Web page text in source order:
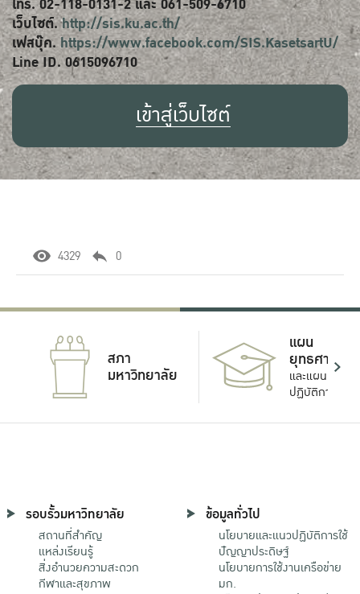
เว็บไซต์.http://sis.ku.ac.th/
เฟสบุ๊ค.https://www.facebook.com/SIS.KasetsartU/
Line ID. 0615096710
เข้าสู่เว็บไซต์
4329 0
สภา
มหาวิทยาลัย
แผน
ยุทธศาสตร์
และแผน
ปฏิบัติการ
รอบรั้วมหาวิทยาลัย
สถานที่สำคัญ
แหล่งเรียนรู้
สิ่งอำนวยความสะดวก
กีฬาและสุขภาพ
ข้อมูลทั่วไป
นโยบายและแนวปฏิบัติการใช้
ปัญญาประดิษฐ์
นโยบายการใช้งานเครือข่าย
มก.